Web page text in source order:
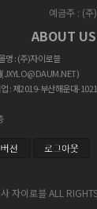
예금주 : (
ABOUT US
명 : (주)자이로블
(JXYLO@DAUM.NET)
: 제2019-부산해운대-
자이로블 ALL